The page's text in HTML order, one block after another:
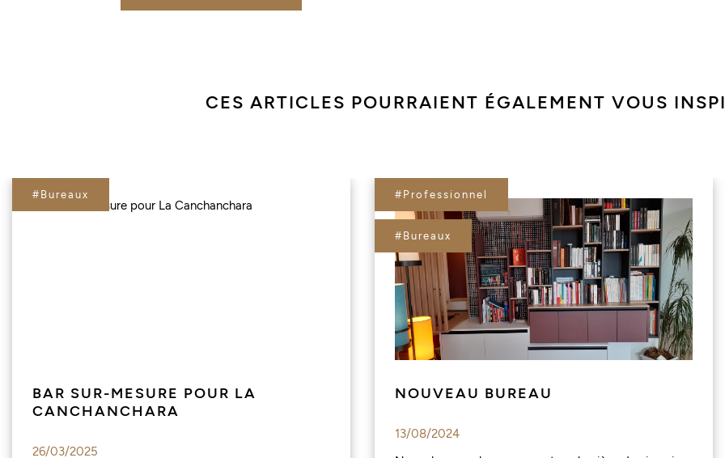
CES ARTICLES POURRAIENT ÉGALEMENT VOUS
#Bureaux
BAR SUR-MESURE POUR LA
CANCHANCHARA
26/03/2025
#Professionnel
#Bureaux
NOUVEAU BUREAU
13/08/2024